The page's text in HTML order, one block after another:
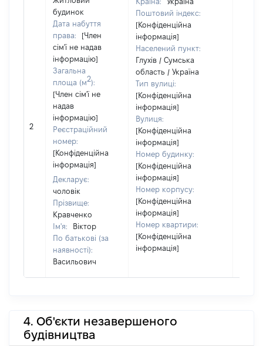
2
будинок
Дата набуття
права:
[Член
сім'ї не надав
інформацію]
Загальна
площа (м2):
[Член сім'ї не
надав
інформацію]
Реєстраційний
номер:
[Конфіденційна
інформація]
Декларує:
чоловік
Прізвище:
Кравченко
Ім'я:
Віктор
По батькові (за
наявності):
Васильович
Поштовий індекс:
[Конфіденційна
інформація]
Населений пункт:
Глухів / Сумська
область / Україна
Тип вулиці:
[Конфіденційна
інформація]
Вулиця:
[Конфіденційна
інформація]
Номер будинку:
[Конфіденційна
інформація]
Номер корпусу:
[Конфіденційна
інформація]
Номер квартири:
[Конфіденційна
інформація]
4. Об'єкти незавершеного
будівництва